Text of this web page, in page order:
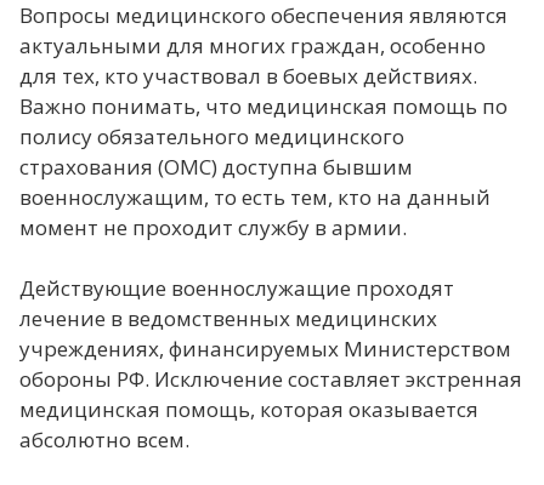
Вопросы медицинского обеспечения являются
актуальными для многих граждан, особенно
для тех, кто участвовал в боевых действиях.
Важно понимать, что медицинская помощь по
полису обязательного медицинского
страхования (ОМС) доступна бывшим
военнослужащим, то есть тем, кто на данный
момент не проходит службу в армии.
Действующие военнослужащие проходят
лечение в ведомственных медицинских
учреждениях, финансируемых Министерством
обороны РФ. Исключение составляет экстренная
медицинская помощь, которая оказывается
абсолютно всем.